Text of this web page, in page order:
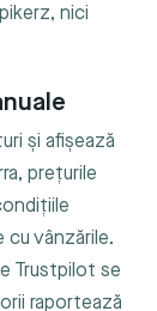
nici
și afișează
prețurile
cu vânzările.
Trustpilot se
raportează